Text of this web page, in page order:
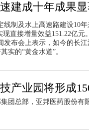
建成十年成果
线制及水上高速路建设10
现直接增量效益151.22亿
发布会上表示，如今的长
实的“黄金水道”。
产业园将形成
团总部，亚邦医药股份有